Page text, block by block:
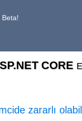
Beta!
CORE
zararlı